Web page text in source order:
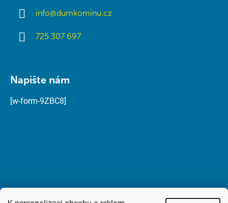
info@dumkominu.cz
725 307 697
Napište nám
[w-form-9ZBC8]